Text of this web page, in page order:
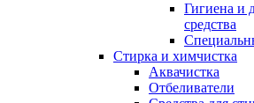
Гигиена и
средства
Стирка и химчистка
Аквачистка
Отбеливатели